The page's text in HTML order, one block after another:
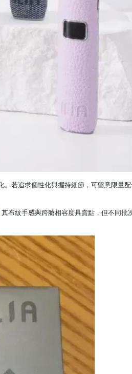
若追求個性化與握持細節，可留意限量
其布紋手感與跨艙相容度具賣點，但不同批